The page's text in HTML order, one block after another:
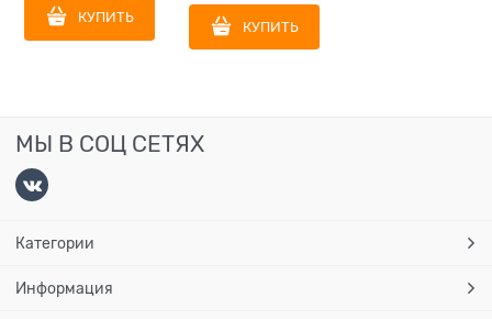
КУПИТЬ
КУПИТЬ
МЫ В СОЦ СЕТЯХ
Категории
Информация